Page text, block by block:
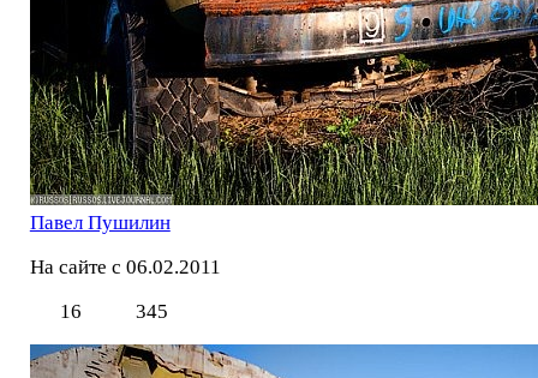
Павел Пушилин
На сайте с 06.02.2011
16
345